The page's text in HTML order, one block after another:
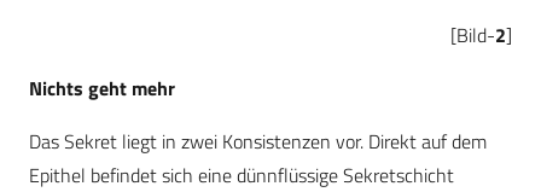
[Bild-2]
Nichts geht mehr
Das Sekret liegt in zwei Konsistenzen vor. Direkt auf dem
Epithel befindet sich eine dünnflüssige Sekretschicht